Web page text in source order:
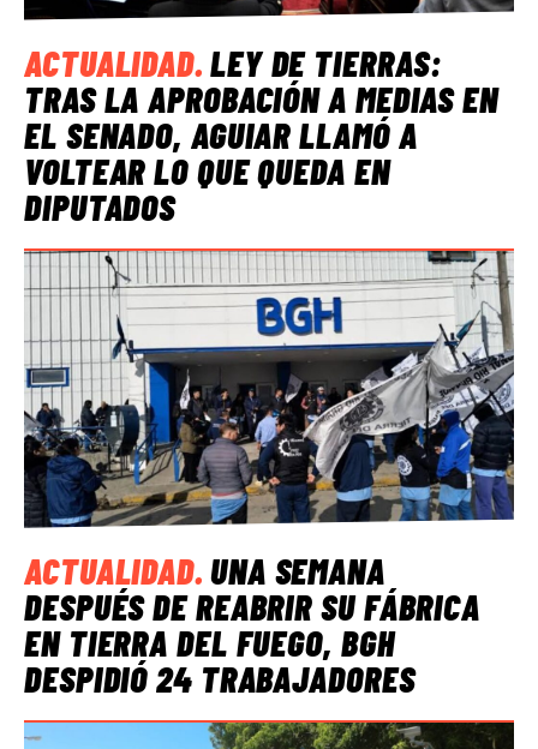
ACTUALIDAD.LEY DE TIERRAS:
TRAS LA APROBACIÓN A MEDIAS EN
EL SENADO, AGUIAR LLAMÓ A
VOLTEAR LO QUE QUEDA EN
DIPUTADOS
ACTUALIDAD.UNA SEMANA
DESPUÉS DE REABRIR SU FÁBRICA
EN TIERRA DEL FUEGO, BGH
DESPIDIÓ 24 TRABAJADORES